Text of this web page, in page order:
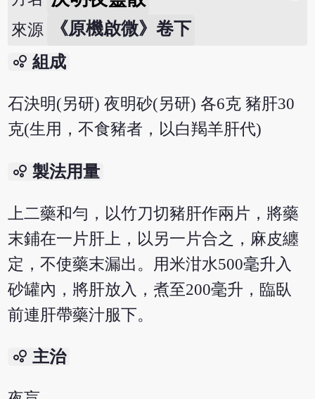
來源 《原機啟微》卷下
bubble_chart 組成
石決明(另研) 夜明砂(另研) 各6克 豬肝30
克(生用，不食豬者，以白羯羊肝代)
bubble_chart 製法用量
上二藥和勻，以竹刀切豬肝作兩片，將藥
末鋪在一片肝上，以另一片合之，麻皮纏
定，不使藥末漏出。用米泔水500毫升入
砂罐內，將肝放入，煮至200毫升，臨臥
前連肝帶藥汁服下。
bubble_chart 主治